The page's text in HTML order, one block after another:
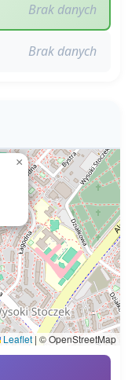
Brak danych
Brak danych
×
Leaflet | © OpenStreetMap